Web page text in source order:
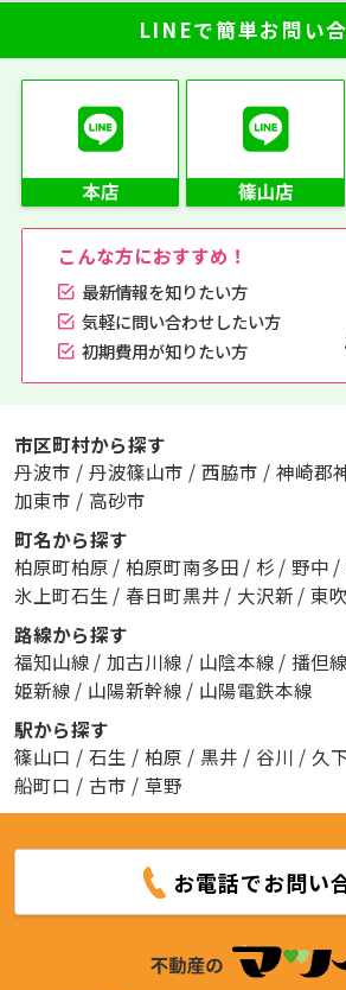
LINEで簡単お問い
こんな方におすすめ！
最新情報を知りたい方
気軽に問い合わせしたい方
初期費用が知りたい方
市区町村から探す
丹波市 / 丹波篠山市 / 西脇市 / 神崎郡
加東市 / 高砂市
町名から探す
柏原町柏原 / 柏原町南多田 / 杉 / 野中 /
氷上町石生 / 春日町黒井 / 大沢新 / 東吹
路線から探す
福知山線 / 加古川線 / 山陰本線 / 播但線
姫新線 / 山陽新幹線 / 山陽電鉄本線
駅から探す
篠山口 / 石生 / 柏原 / 黒井 / 谷川 / 久
船町口 / 古市 / 草野
お電話でお問い